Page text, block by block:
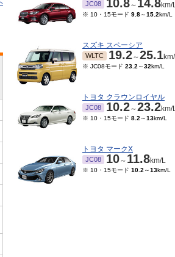
JC08 10.8～ 14.8km/
※ 10・15モード 9.8～15.2km/L
スズキ スペーシア
WLTC 19.2～25.1
※ JC08モード 23.2 ～32km/L
トヨタ クラウンロイヤル
JC08 10.2～23.2km/
※ 10・15モード 8.2 ～13km/L
トヨタ マークX
JC08 10～ 11.8km/L
※ 10・15モード 10.2 ～13km/L